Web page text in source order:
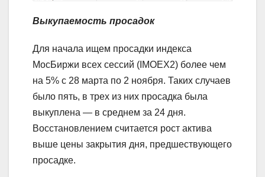
Выкупаемость просадок
Для начала ищем просадки индекса
МосБиржи всех сессий (IMOEX2) более чем
на 5% с 28 марта по 2 ноября. Таких случаев
было пять, в трех из них просадка была
выкуплена — в среднем за 24 дня.
Восстановлением считается рост актива
выше цены закрытия дня, предшествующего
просадке.